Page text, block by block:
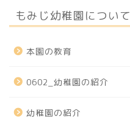
もみじ幼稚園について
本園の教育
0602_幼稚園の紹介
幼稚園の紹介